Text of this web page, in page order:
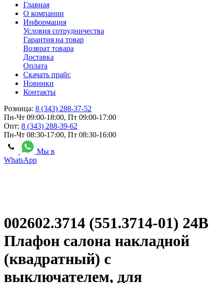
Главная
О компании
Информация
Условия сотрудничества
Гарантия на товар
Возврат товара
Доставка
Оплата
Скачать прайс
Новинки
Контакты
Розница: 8 (343) 288-37-52
Пн-Чт 09:00-18:00, Пт 09:00-17:00
Опт: 8 (343) 288-39-62
Пн-Чт 08:30-17:00, Пт 08:30-16:00
Мы в
WhatsApp
002602.3714 (551.3714-01) 24В
Плафон салона накладной
(квадратный) с
выключателем, для